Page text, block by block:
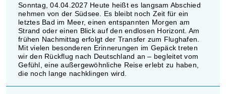
Sonntag, 04.04.2027 Heute heißt es langsam Abschied
nehmen von der Südsee. Es bleibt noch Zeit für ein
letztes Bad im Meer, einen entspannten Morgen am
Strand oder einen Blick auf den endlosen Horizont. Am
frühen Nachmittag erfolgt der Transfer zum Flughafen.
Mit vielen besonderen Erinnerungen im Gepäck treten
wir den Rückflug nach Deutschland an – begleitet vom
Gefühl, eine außergewöhnliche Reise erlebt zu haben,
die noch lange nachklingen wird.